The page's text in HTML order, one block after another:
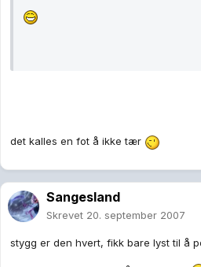
det kalles en fot å ikke tær
Sangesland
Skrevet 20. september 2007
stygg er den hvert, fikk bare lyst til å